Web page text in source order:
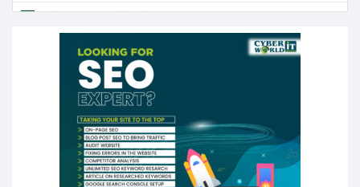
এবার লঞ্চের ভাড়া বাড়ল
১৭ থেকে ২১ শতাংশ বিদ্যুতের দাম বাড়ানোর প্রস্তাব পিডিবির
১৬ মে চাঁদপুর ও ২৫ মে ফেনী সফরে যাবেন প্রধানমন্ত্রী
উচ্চশিক্ষায় গৌরবময় অর্জন: পূর্ণ স্কলারশিপে যুক্তরাষ্ট্রে
পিএইচডি করছেন কুয়েটের কৃতি…
সারা দেশে বজ্রাঘাতে ১৪ জনের প্রাণহানি